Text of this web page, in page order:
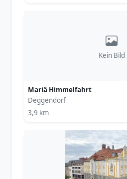
Kein Bild
Mariä Himmelfahrt
Deggendorf
3,9 km